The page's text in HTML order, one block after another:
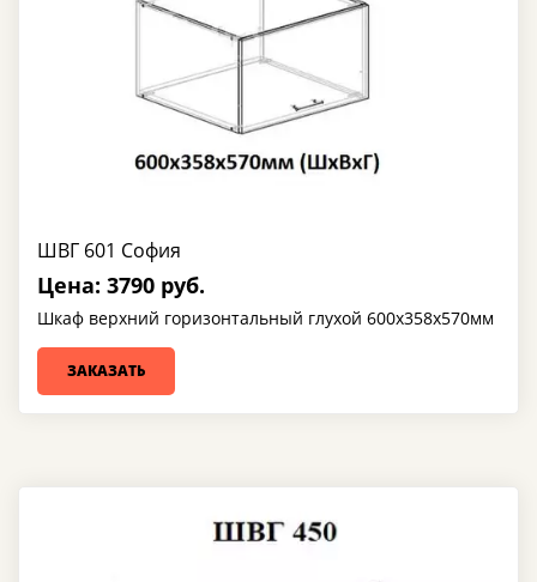
ШВГ 601 София
Цена: 3790 руб.
Шкаф верхний горизонтальный глухой 600х358х570мм
ЗАКАЗАТЬ